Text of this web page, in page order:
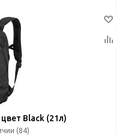
Black (21л)
(84)